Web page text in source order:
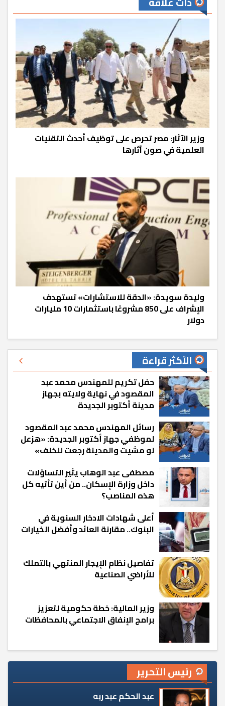
وزير الآثار: مصر تحرص على توظيف أحدث التقنيات
العلمية في صون آثارها
وليدة سويدة: «الدقة للاستشارات» تستهدف
الإشراف على 850 مشروعًا باستثمارات 10 مليارات
دولار
الأكثر قراءة
حفل تكريم للمهندس محمد عبد
المقصود في نهاية ولايته بجهاز
مدينة أكتوبر الجديدة
رسائل المهندس محمد عبد المقصود
لموظفي جهاز أكتوبر الجديدة: «هزعل
لو مشيت والمدينة رجعت للخلف»
مصطفى عبد الوهاب يثير التساؤلات
داخل وزارة الإسكان.. من أين تأتيه كل
هذه المناصب؟
أعلى شهادات الادخار السنوية في
البنوك.. مقارنة العائد وأفضل الخيارات
تفاصيل نظام الإيجار المنتهي بالتملك
للأراضي الصناعية
وزير المالية: خطة حكومية لتعزيز
برامج الإنفاق الاجتماعي بالمحافظات
رئيس التحرير
عبد الحكم عبد ربه